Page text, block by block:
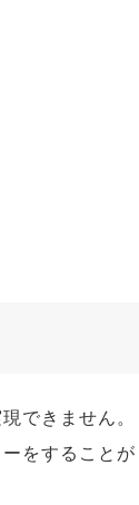
できません。
をすることが